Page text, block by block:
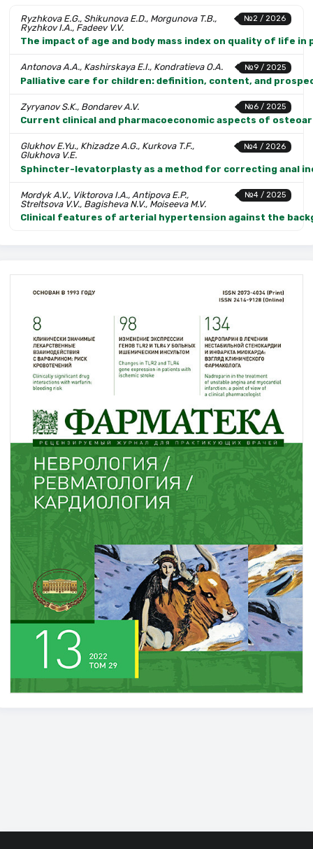
№2 / 2026
Ryzhkova E.G., Shikunova E.D., Morgunova T.B.,
Ryzhkov I.A., Fadeev V.V.
The impact of age and body mass index on quality of life
№9 / 2025
Antonova A.A., Kashirskaya E.I., Kondratieva O.A.
Palliative care for children: definition, content, and
№6 / 2025
Zyryanov S.K., Bondarev A.V.
Current clinical and pharmacoeconomic aspects of
№4 / 2026
Glukhov E.Yu., Khizadze A.G., Kurkova T.F.,
Glukhova V.E.
Sphincter-levatorplasty as a method for correcting anal
№4 / 2025
Mordyk A.V., Viktorova I.A., Antipova E.P.,
Streltsova V.V., Bagisheva N.V., Moiseeva M.V.
Clinical features of arterial hypertension against the